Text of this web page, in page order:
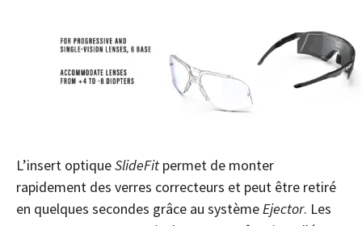
L’insert optiqueSlideFit permet de monter
rapidement des verres correcteurs et peut être retiré
en quelques secondes grâce au systèmeEjector. Les